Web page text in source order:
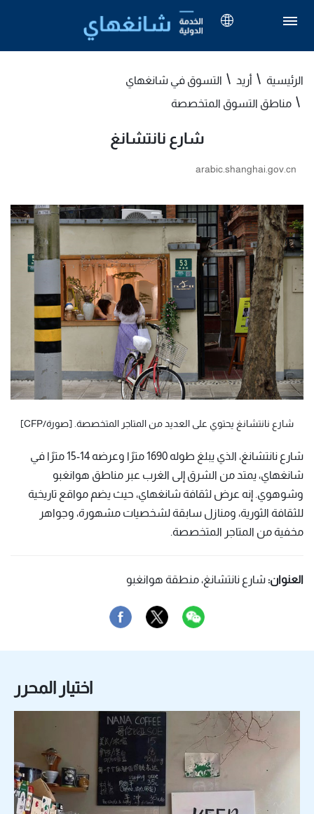
الرئيسية أريد
التسوق في شانغهاي
مناطق التسوق المتخصصة
شارع نانتشانغ
arabic.shanghai.gov.cn
شارع نانتشانغ يحتوي على العديد من المتاجر المتخصصة. [صورة/CFP]
شارع نانتشانغ، الذي يبلغ طوله 1690 مترًا وعرضه 14-15 مترًا في
شانغهاي، يمتد من الشرق إلى الغرب عبر مناطق هوانغبو
وشوهوي. إنه عرض لثقافة شانغهاي، حيث يضم مواقع تاريخية
للثقافة الثورية، ومنازل سابقة لشخصيات مشهورة، وجواهر
مخفية من المتاجر المتخصصة.
العنوان: شارع نانتشانغ، منطقة هوانغبو
اختيار المحرر